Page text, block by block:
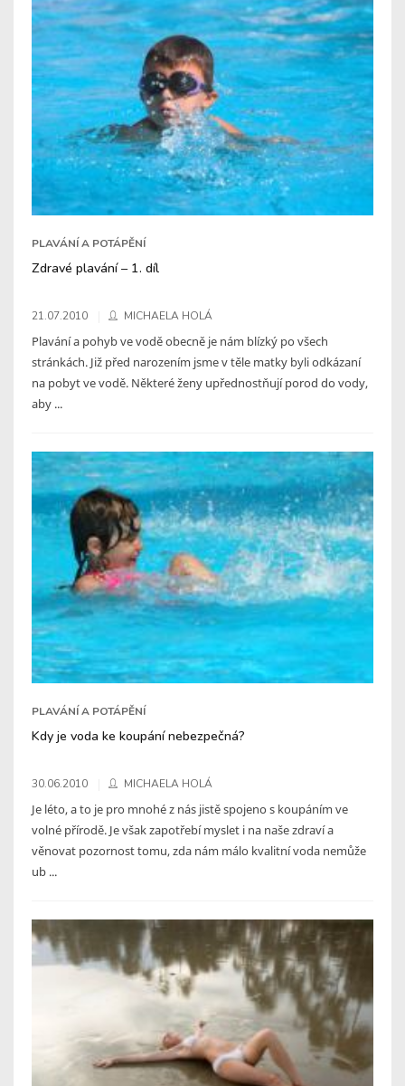
PLAVÁNÍ A POTÁPĚNÍ
Zdravé plavání – 1. díl
21.07.2010 MICHAELA HOLÁ
Plavání a pohyb ve vodě obecně je nám blízký po všech
stránkách. Již před narozením jsme v těle matky byli odkázaní
na pobyt ve vodě. Některé ženy upřednostňují porod do vody,
aby ...
PLAVÁNÍ A POTÁPĚNÍ
Kdy je voda ke koupání nebezpečná?
30.06.2010 MICHAELA HOLÁ
Je léto, a to je pro mnohé z nás jistě spojeno s koupáním ve
volné přírodě. Je však zapotřebí myslet i na naše zdraví a
věnovat pozornost tomu, zda nám málo kvalitní voda nemůže
ub ...